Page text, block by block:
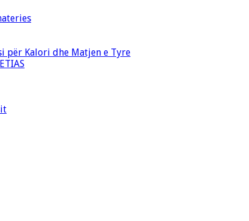
për Kalori dhe Matjen e Tyre